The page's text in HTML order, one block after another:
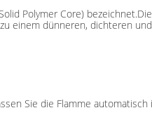
Polymer Core) bezeichnet.Die
einem dünneren, dichteren und
Sie die Flamme automatisch